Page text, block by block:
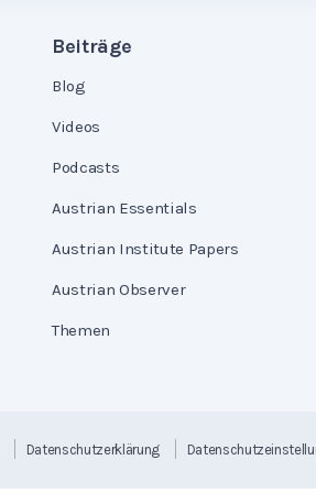
Beiträge
Blog
Videos
Podcasts
Austrian Essentials
Austrian Institute Papers
Austrian Observer
Themen
Datenschutzerklärung